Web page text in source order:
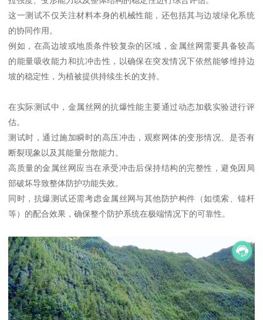
这一测试不仅关注材料本身的机械性能，还包括其与边坡绿化系统
的协同作用。
例如，在高边坡或地质条件较复杂的区域，金属丝网需要具备较高
的能量吸收能力和抗冲击性，以确保在突发情况下依然能够维持边
坡的稳定性，为植被提供持续生长的支持。
在实际测试中，金属丝网的抗爆性能主要通过动态加载实验进行评
估。
测试时，通过施加瞬时的高压冲击，观察网体的变形情况、是否有
断裂现象以及其能量分散能力。
高质量的金属丝网应当在承受冲击后保持结构的完整性，避免因局
部破坏导致整体防护功能失效。
同时，抗爆测试还需考虑金属丝网与其他防护构件（如缆索、锚杆
等）的配合效果，确保整个防护系统在极端情况下的可靠性。